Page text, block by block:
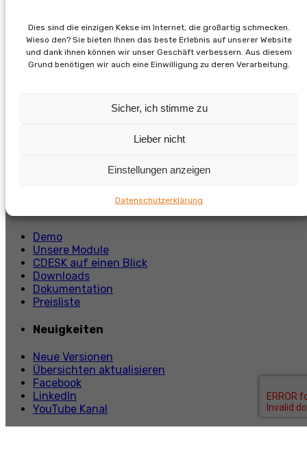
Dies sind die einzigen Kekse im Internet, die großartig schmecken.
Wieso den? Sie bieten Ihnen das beste Erlebnis auf unserer Website
und dank ihnen können wir unser Geschäft verbessern. Aus diesem
Grund benötigen wir auch eine Einwilligung zu deren Verarbeitung.
Sicher, ich stimme zu
Lieber nicht
Einstellungen anzeigen
Datenschutzerklärung
werden.
Falls Sie auf irgendein Problem stoßen sollten, zögern Sie
nicht,unseren Supportzu kontaktieren.
Apache-Log4j-Bibliothek mit der Kennung CVE-2021-
Demo
Unsere Module
CDESK auf einen Blick
Downloads
Dokumentation
Preisliste
Neuigkeiten
Neue Versionen
Übersichten aktualisieren
Facebook
LinkedIn
YouTube Kanal